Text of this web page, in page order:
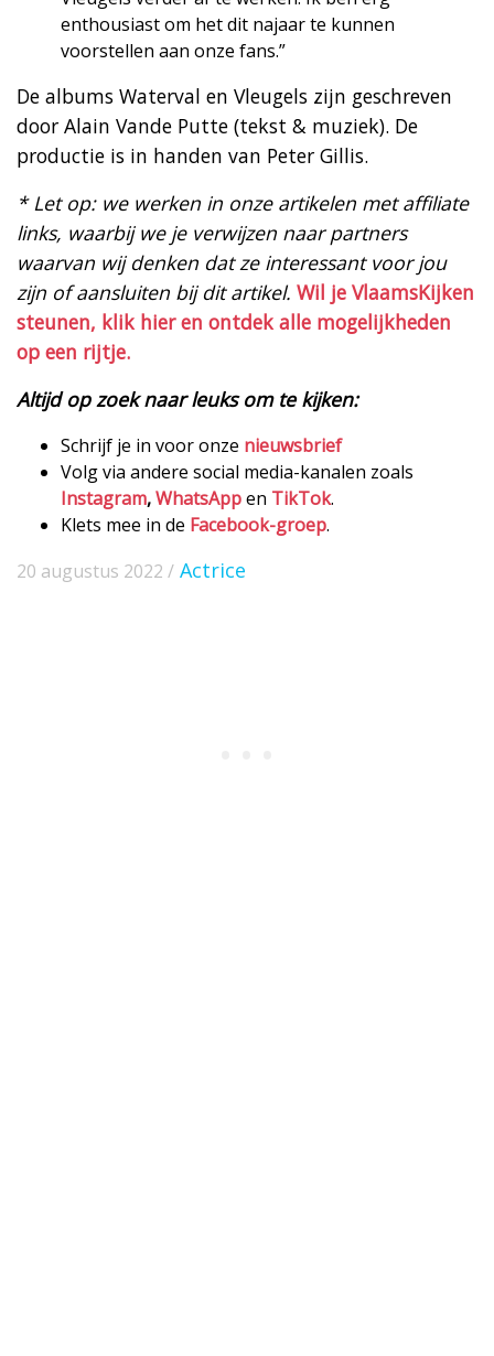
enthousiast om het dit najaar te kunnen
voorstellen aan onze fans.”
De albums Waterval en Vleugels zijn geschreven
door Alain Vande Putte (tekst & muziek). De
productie is in handen van Peter Gillis.
* Let op: we werken in onze artikelen met affiliate
links, waarbij we je verwijzen naar partners
waarvan wij denken dat ze interessant voor jou
zijn of aansluiten bij dit artikel. Wil je VlaamsKijken
steunen, klik hier en ontdek alle mogelijkheden
op een rijtje.
Altijd op zoek naar leuks om te kijken:
Schrijf je in voor onze nieuwsbrief
Volg via andere social media-kanalen zoals
Instagram,WhatsAppen TikTok.
Klets mee in de Facebook-groep.
20 augustus 2022 / Actrice